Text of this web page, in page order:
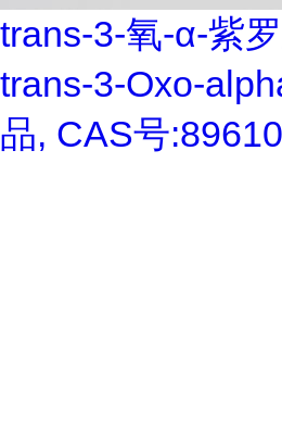
trans-3-氧-α-紫
trans-3-Oxo-
品, CAS号